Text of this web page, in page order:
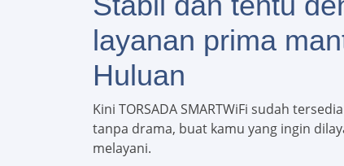
layanan prima
Huluan
Kini TORSADA SMARTWiFi sudah
tanpa drama, buat kamu yang ingin
melayani.